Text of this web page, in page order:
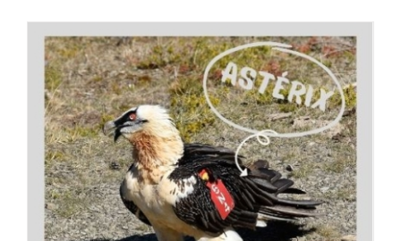
CONTACTO
CARRITO